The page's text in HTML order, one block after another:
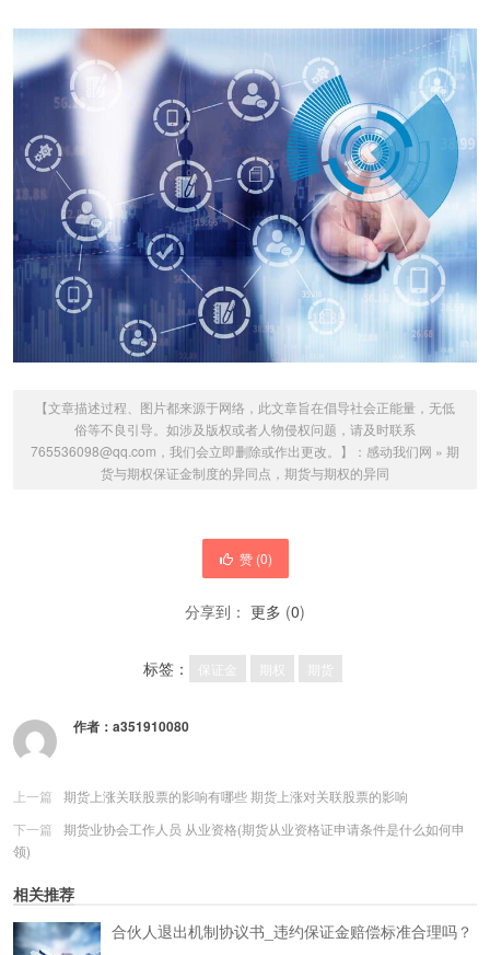
【文章描述过程、图片都来源于网络，此文章旨在倡导社会正能量，无低
俗等不良引导。如涉及版权或者人物侵权问题，请及时联系
765536098@qq.com，我们会立即删除或作出更改。】： 感动我们网 » 期
货与期权保证金制度的异同点，期货与期权的异同
赞 (0)
分享到： 更多 (0)
标签： 保证金 期权
作者： a351910080
上一篇
期货上涨关联股票的影响有哪些 期货上涨对关联股票的影响
下一篇
期货业协会工作人员 从业资格(期货从业资格证申请条件是什么如何申
领)
相关推荐
合伙人退出机制协议书_违约保证金赔偿标准合理吗？